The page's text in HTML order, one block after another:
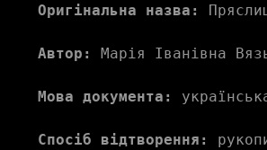
Оригінальна назва:
Автор: Марія Іванівна
Мова документа:
Спосіб відтворення: